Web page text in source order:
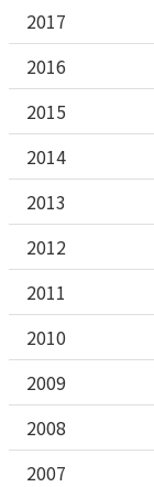
2017
2016
2015
2014
2013
2012
2011
2010
2009
2008
2007